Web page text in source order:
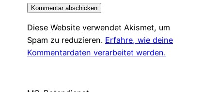
Diese Website verwendet Akismet, um
Spam zu reduzieren. Erfahre, wie deine
Kommentardaten verarbeitet werden.